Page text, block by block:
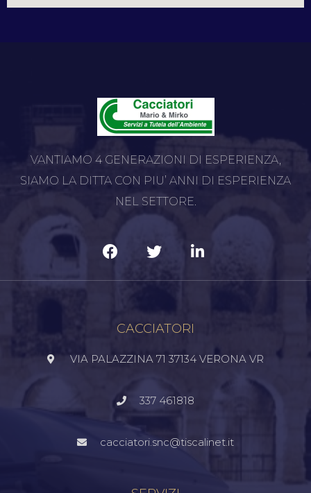
VANTIAMO 4 GENERAZIONI DI ESPERIENZA,
SIAMO LA DITTA CON PIU’ ANNI DI ESPERIENZA
NEL SETTORE.
CACCIATORI
VIA PALAZZINA 71 37134 VERONA VR
337 461818
cacciatori.snc@tiscalinet.it